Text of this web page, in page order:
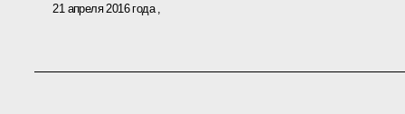
21 апреля 2016 года